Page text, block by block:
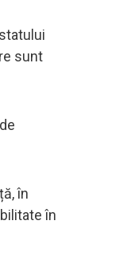
sunt
în
în